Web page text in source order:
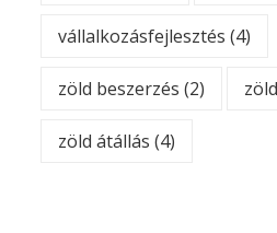
vállalkozásfejlesztés (4)
zöld beszerzés (2)
zöld átállás (4)